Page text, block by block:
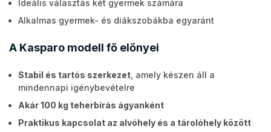
Ideális választás két gyermek számára
Alkalmas gyermek- és diákszobákba egyaránt
A Kasparo modell fő előnyei
Stabil és tartós szerkezet , amely készen áll a
mindennapi igénybevételre
Akár 100 kg teherbírás ágyanként
Praktikus kapcsolat az alvóhely és a tárolóhely között